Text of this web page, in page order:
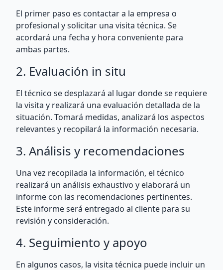
El primer paso es contactar a la empresa o
profesional y solicitar una visita técnica. Se
acordará una fecha y hora conveniente para
ambas partes.
2. Evaluación in situ
El técnico se desplazará al lugar donde se requiere
la visita y realizará una evaluación detallada de la
situación. Tomará medidas, analizará los aspectos
relevantes y recopilará la información necesaria.
3. Análisis y recomendaciones
Una vez recopilada la información, el técnico
realizará un análisis exhaustivo y elaborará un
informe con las recomendaciones pertinentes.
Este informe será entregado al cliente para su
revisión y consideración.
4. Seguimiento y apoyo
En algunos casos, la visita técnica puede incluir un